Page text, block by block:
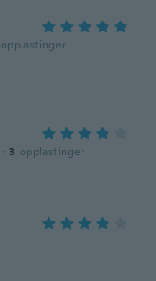
opplastinger
· 3 opplastinger